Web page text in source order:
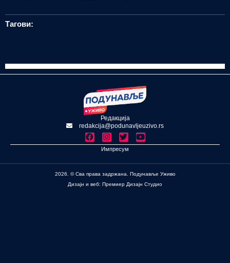
Тагови:
Редакција
redakcija@podunavljeuzivo.rs
Импресум
2026. © Сва права задржана. Подунавље Уживо
Дизајн и веб: Премиер Дизајн Студио